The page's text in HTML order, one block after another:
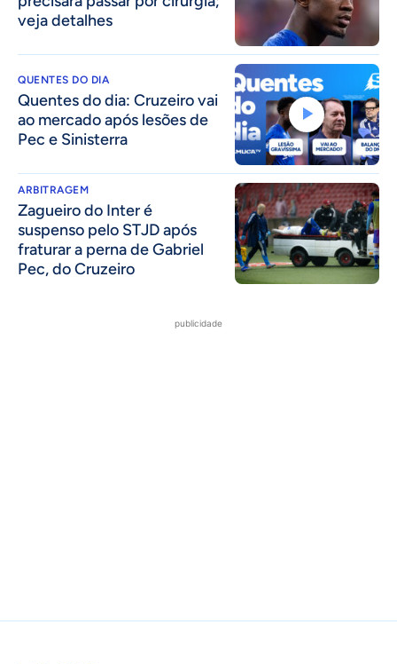
veja detalhes
QUENTES DO DIA
Quentes do dia: Cruzeiro vai
ao mercado após lesões de
Pec e Sinisterra
ARBITRAGEM
Zagueiro do Inter é
suspenso pelo STJD após
fraturar a perna de Gabriel
Pec, do Cruzeiro
publicidade